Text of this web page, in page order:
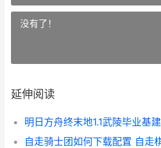
没有了！
延伸阅读
自走骑士团如何下载配置 自走